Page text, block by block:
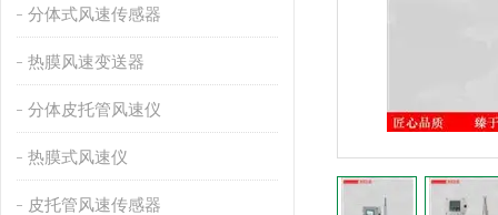
分体式风速传感器
热膜风速变送器
分体皮托管风速仪
热膜式风速仪
皮托管风速传感器